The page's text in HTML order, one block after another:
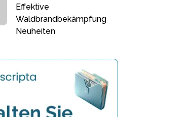
Effektive
Waldbrandbekämpfung
Neuheiten